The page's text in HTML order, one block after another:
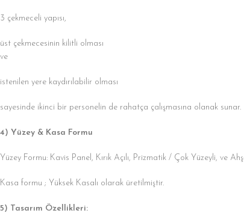
3 çekmeceli yapısı,
üst çekmecesinin kilitli olması
ve
istenilen yere kaydırılabilir olması
sayesinde ikinci bir personelin de rahatça çalışmasına olanak sunar.
4) Yüzey & Kasa Formu
Yüzey Formu: Kavis Panel, Kırık Açılı, Prizmatik / Çok Yüzeyli, ve
Kasa formu ; Yüksek Kasalı olarak üretilmiştir.
5) Tasarım Özellikleri: